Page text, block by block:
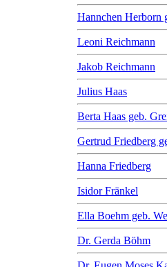
Hannchen Herborn
Leoni Reichmann
Jakob Reichmann
Julius Haas
Berta Haas geb.
Gertrud Friedberg
Hanna Friedberg
Isidor Fränkel
Ella Boehm geb.
Dr. Gerda Böhm